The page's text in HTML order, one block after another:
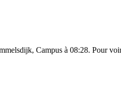
Campus à 08:28. Pour